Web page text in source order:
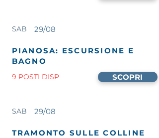
SAB 29/08
PIANOSA: ESCURSIONE E
BAGNO
9 POSTI DISP SCOPRI
SAB 29/08
TRAMONTO SULLE COLLINE